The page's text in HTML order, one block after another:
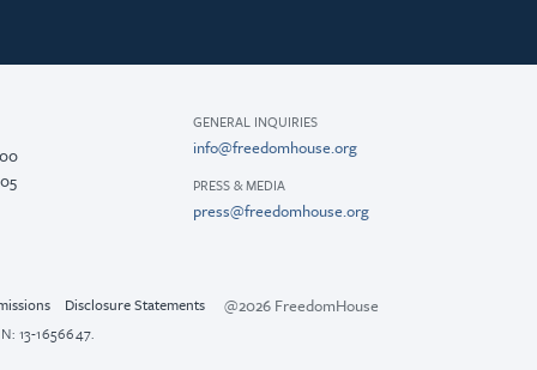
GENERAL INQUIRIES
info@freedomhouse.org
PRESS & MEDIA
press@freedomhouse.org
Disclosure Statements @2026 FreedomHouse
13-1656647.